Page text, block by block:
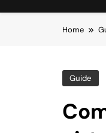
Home
Guide